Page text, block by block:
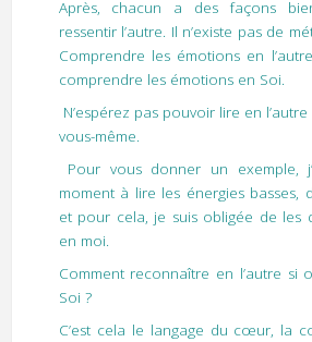
Après, chacun a des façons
ressentir l’autre. Il n’existe pas de
Comprendre les émotions en
comprendre les émotions en Soi.
N’espérez pas pouvoir lire en
vous-même.
Pour vous donner un exemple,
moment à lire les énergies basses,
et pour cela, je suis obligée de les
en moi.
Comment reconnaître en l’autre si
Soi ?
C’est cela le langage du cœur, la